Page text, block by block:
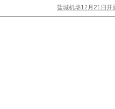
盐城机场12月21日开